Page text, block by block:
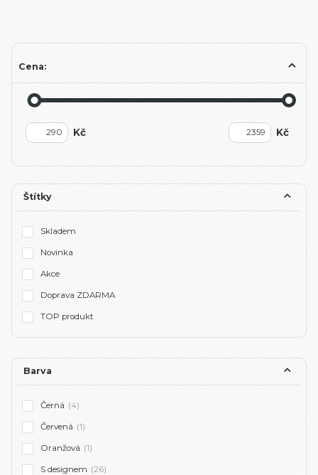
Cena:
Kč Kč
Štítky
Skladem
Novinka
Akce
Doprava ZDARMA
TOP produkt
Barva
Černá (4)
Červená (1)
Oranžová (1)
S designem (26)